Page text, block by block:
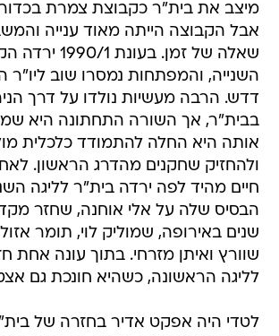
מיצב את בית"ר כקבוצת צמרת
אבל הקבוצה הייתה מאוד ענייה
שאלה של זמן.
השנייה, והמפתחות נמסרו שוב ליו"ר
דדש. הרבה מעשיות נולדו על דרך
בבית"ר, אך השורה התחתונה היא
אותה היא החלה להתמודד כלכלית
ולהחזיק שחקנים מהדרג הראשון.
חיים מהיד לפה ירדה בית"ר לליגה
הבסיס שלה על אלי אוחנה, שחזר
שנים באירופה, שמוליק לוי, תומר
שוורץ ואיתן מזרחי. בתוך עונה אחת
לליגה הראשונה, כשהיא חונכת גם
לטדי היה אפקט אדיר בחזרה של